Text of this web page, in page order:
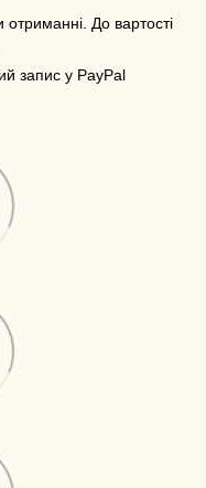
До вартості
запис у PayPal